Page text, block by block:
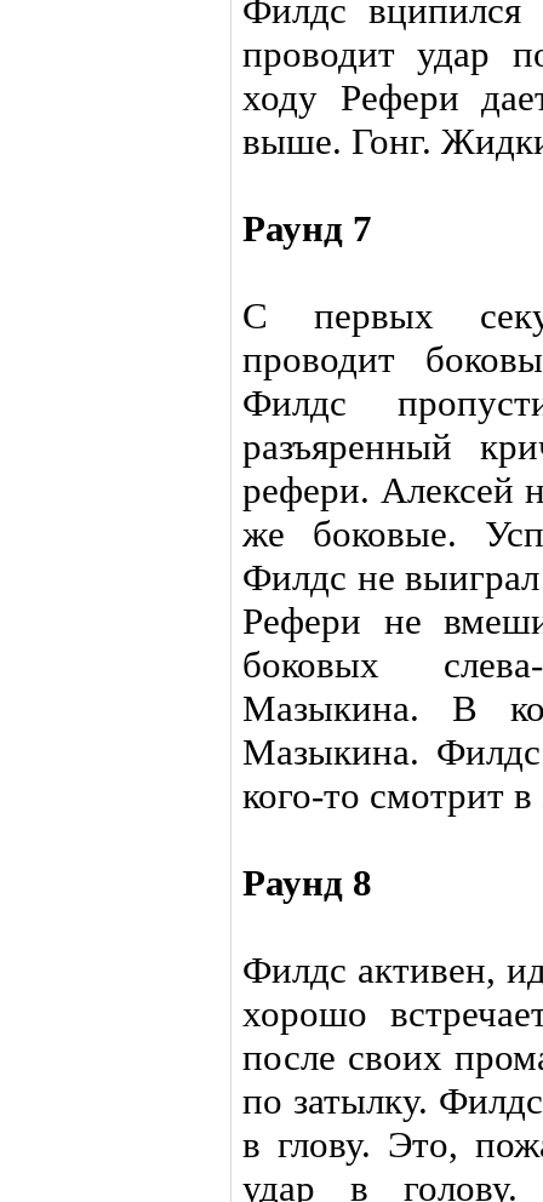
Филдс
проводит удар
ходу Рефери
выше. Гонг.
Раунд 7
С первых
проводит
Филдс
разъяренный
рефери. Алексей
же боковые.
Филдс не
Рефери не
боковых
Мазыкина. В
Мазыкина.
кого-то смотрит в
Раунд 8
Филдс активен,
хорошо
после своих
по затылку.
в глову. Это,
удар в